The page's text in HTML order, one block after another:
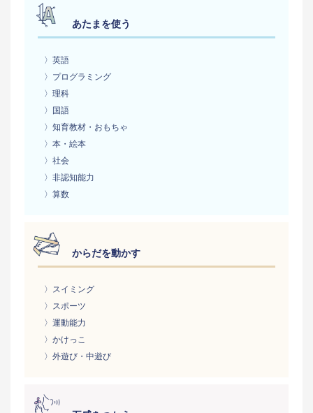
あたまを使う
〉英語
〉プログラミング
〉理科
〉国語
〉知育教材・おもちゃ
〉本・絵本
〉社会
〉非認知能力
〉算数
からだを動かす
〉スイミング
〉スポーツ
〉運動能力
〉かけっこ
〉外遊び・中遊び